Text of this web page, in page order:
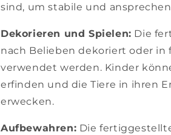
sind, um stabile und
Dekorieren und Spielen: Die
nach Belieben dekoriert oder in
verwendet werden. Kinder
erfinden und die Tiere in ihren
erwecken.
Aufbewahren: Die